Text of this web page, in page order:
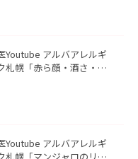
Youtube アルバアレルギ
札幌「赤ら顔・酒さ・ニ
Youtube アルバアレルギ